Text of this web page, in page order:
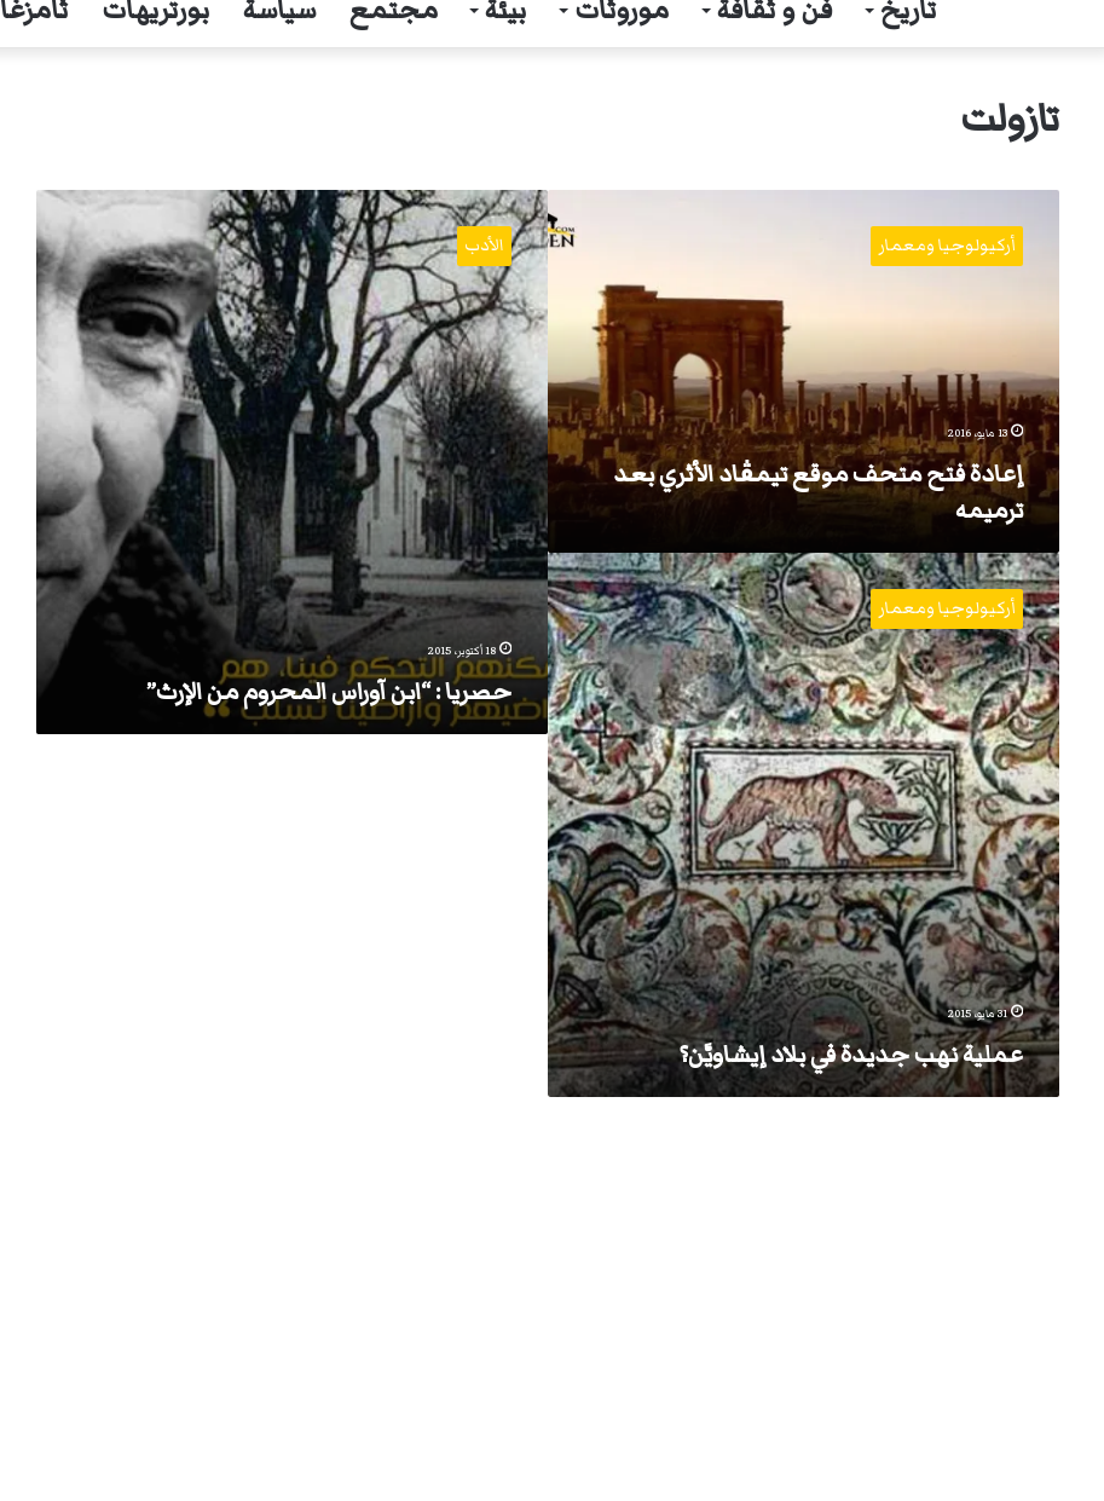
تاريخ فن و ثقافة موروثات بيئة مجتمع سياسة بورتريهات ثامزغا
تازولت
متحف
ترميمه
أركيولوجيا ومعمار
13 مايو، 2016
إعادة فتح متحف موقع تيمڨاد الأثري بعد
ترميمه
حصريا
:
“ابن
آوراس
المحروم
من
الإرث”
الأدب
18 أكتوبر، 2015
حصريا : “ابن آوراس المحروم من الإرث”
عملية
نهب
جديدة
في
بلاد
إيشاويَّن؟
أركيولوجيا ومعمار
31 مايو، 2015
عملية نهب جديدة في بلاد إيشاويَّن؟